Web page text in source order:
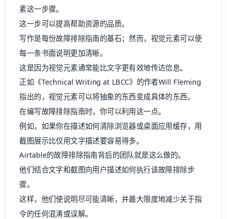
素这一步骤。
这一步可以提高帮助资源的品质。
写作是每份故障排除指南的基石；然而，视觉元素可以使
每一条书面说明更加清晰。
这是因为视觉元素通常能比文字更有效地传达信息。
正如《Technical Writing at LBCC》的作者Will Fleming
指出的，视觉元素可以将抽象的东西变成具体的东西。
在编写故障排除指南时，你可以利用这一点。
例如，如果你在描述如何清除浏览器或桌面应用缓存，用
截图展示比仅用文字描述要容易得多。
Airtable的故障排除指南背后的团队就是这么做的。
他们结合文字和截图向用户描述如何执行该故障排除步
骤。
这样，他们使说明尽可能清晰，并最大限度地减少关于指
令的任何混淆或误解。